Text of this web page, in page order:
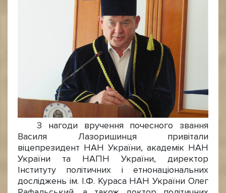
З нагоди вручення почесного звання
Василя Лазоришинця привітали
віцепрезидент НАН України, академік НАН
України та НАПН України, директор
Інституту політичних і етнонаціональних
досліджень ім. І.Ф. Кураса НАН України Олег